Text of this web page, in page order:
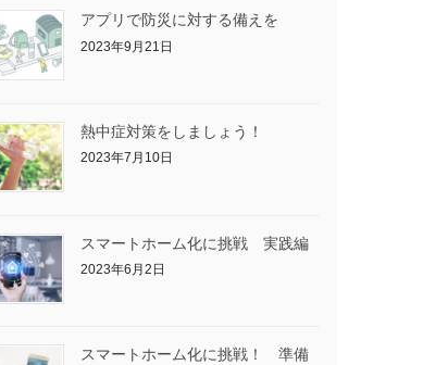
アプリで防災に対する備えを
2023年9月21日
熱中症対策をしましょう！
2023年7月10日
スマートホーム化に挑戦 実践編
2023年6月2日
スマートホーム化に挑戦！ 準備